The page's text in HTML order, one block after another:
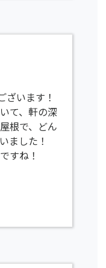
ざいます！
て、軒の深
根で、どん
ました！
すね！